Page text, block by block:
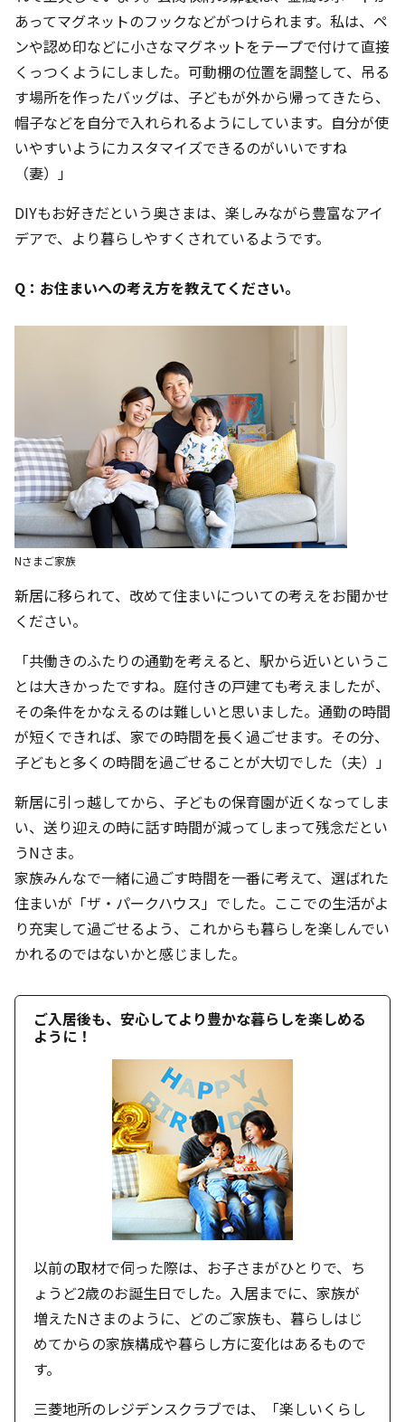
あってマグネットのフックなどがつけられます。私は、ペ
ンや認め印などに小さなマグネットをテープで付けて直接
くっつくようにしました。可動棚の位置を調整して、吊る
す場所を作ったバッグは、子どもが外から帰ってきたら、
帽子などを自分で入れられるようにしています。自分が使
いやすいようにカスタマイズできるのがいいですね
（妻）」
DIYもお好きだという奥さまは、楽しみながら豊富なアイ
デアで、より暮らしやすくされているようです。
Q：お住まいへの考え方を教えてください。
Nさまご家族
新居に移られて、改めて住まいについての考えをお聞かせ
ください。
「共働きのふたりの通勤を考えると、駅から近いというこ
とは大きかったですね。庭付きの戸建ても考えましたが、
その条件をかなえるのは難しいと思いました。通勤の時間
が短くできれば、家での時間を長く過ごせます。その分、
子どもと多くの時間を過ごせることが大切でした（夫）」
新居に引っ越してから、子どもの保育園が近くなってしま
い、送り迎えの時に話す時間が減ってしまって残念だとい
うNさま。
家族みんなで一緒に過ごす時間を一番に考えて、選ばれた
住まいが「ザ・パークハウス」でした。ここでの生活がよ
り充実して過ごせるよう、これからも暮らしを楽しんでい
かれるのではないかと感じました。
ご入居後も、安心してより豊かな暮らしを楽しめる
ように！
以前の取材で伺った際は、お子さまがひとりで、ち
ょうど2歳のお誕生日でした。入居までに、家族が
増えたNさまのように、どのご家族も、暮らしはじ
めてからの家族構成や暮らし方に変化はあるもので
す。
三菱地所のレジデンスクラブでは、「楽しいくらし